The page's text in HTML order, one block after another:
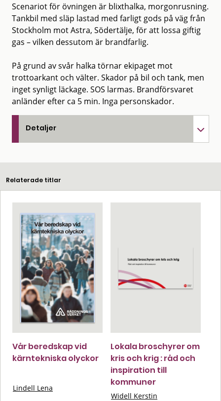
Scenariot för övningen är blixthalka, morgonrusning.
Tankbil med släp lastad med farligt gods på väg från
Stockholm mot Astra, Södertälje, för att lossa giftig
gas – vilken dessutom är brandfarlig.
På grund av svår halka törnar ekipaget mot
trottoarkant och välter. Skador på bil och tank, men
inget synligt läckage. SOS larmas. Brandförsvaret
anländer efter ca 5 min. Inga personskador.
Detaljer
Relaterade titlar
Vår beredskap vid
kärntekniska olyckor
Lindell Lena
Lokala broschyrer om
kris och krig : råd och
inspiration till
kommuner
Widell Kerstin